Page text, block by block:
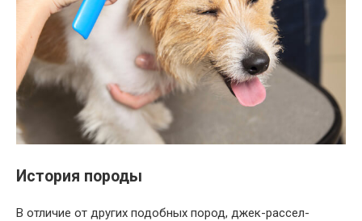
История породы
В отличие от других подобных пород, джек-рассел-